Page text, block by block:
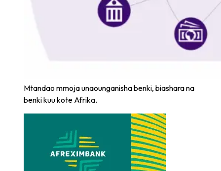
Mtandao mmoja unaounganisha benki, biashara na
benki kuu kote Afrika.